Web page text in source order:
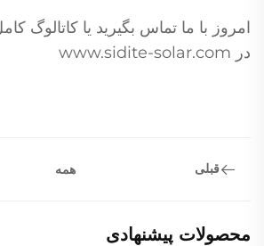
امروز با ما تماس بگیرید یا کاتالوگ
در www.sidite-solar.com
قبلی همه
محصولات پیشنهادی